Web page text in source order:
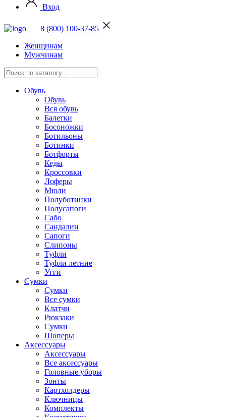
Вход
8 (800) 100-37-85
Женщинам
Мужчинам
Обувь
Обувь
Вся обувь
Балетки
Босоножки
Ботильоны
Ботинки
Ботфорты
Кеды
Кроссовки
Лоферы
Мюли
Полуботинки
Полусапоги
Сабо
Сандалии
Сапоги
Слипоны
Туфли
Туфли летние
Угги
Сумки
Сумки
Все сумки
Клатчи
Рюкзаки
Сумки
Шоперы
Аксессуары
Аксессуары
Все аксессуары
Головные уборы
Зонты
Картхолдеры
Ключницы
Комплекты